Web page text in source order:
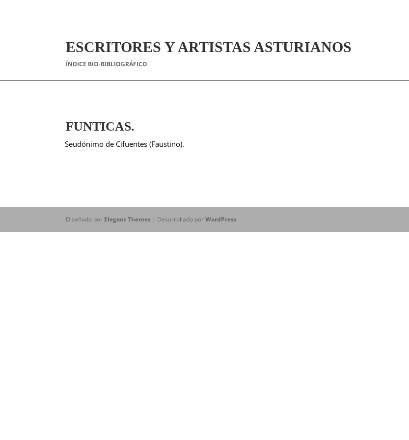
ESCRITORES Y ARTISTAS ASTURIANOS
ÍNDICE BIO-BIBLIOGRÁFICO
FUNTICAS.
Seudónimo de Cifuentes (Faustino).
Diseñado por Elegant Themes | Desarrollado porWordPress